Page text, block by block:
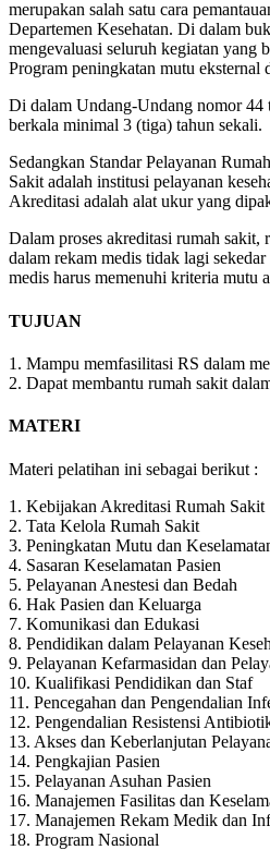
merupakan salah satu cara
Departemen Kesehatan. Di dalam
mengevaluasi seluruh kegiatan yang
Program peningkatan mutu
Di dalam Undang-Undang nomor 44
berkala minimal 3 (tiga) tahun sekali.
Sedangkan Standar Pelayanan
Sakit adalah institusi pelayanan
Akreditasi adalah alat ukur yang
Dalam proses akreditasi rumah sakit,
dalam rekam medis tidak lagi
medis harus memenuhi kriteria mutu
TUJUAN
1. Mampu memfasilitasi RS dalam
2. Dapat membantu rumah sakit
MATERI
Materi pelatihan ini sebagai berikut :
1. Kebijakan Akreditasi Rumah Sakit
2. Tata Kelola Rumah Sakit
3. Peningkatan Mutu dan
4. Sasaran Keselamatan Pasien
5. Pelayanan Anestesi dan Bedah
6. Hak Pasien dan Keluarga
7. Komunikasi dan Edukasi
8. Pendidikan dalam Pelayanan
9. Pelayanan Kefarmasidan dan
10. Kualifikasi Pendidikan dan Staf
11. Pencegahan dan Pengendalian
12. Pengendalian Resistensi
13. Akses dan Keberlanjutan
14. Pengkajian Pasien
15. Pelayanan Asuhan Pasien
16. Manajemen Fasilitas dan
17. Manajemen Rekam Medik dan
18. Program Nasional